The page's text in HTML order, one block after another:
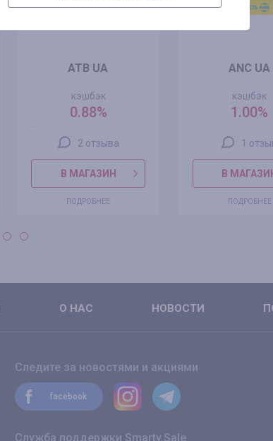
ATB UA
кэшбэк
0.88%
2 отзыва
В МАГАЗИН
ПОДРОБНЕЕ
ANC UA
кэшбэк
1.00%
1
В
ПОДРОБНЕЕ
О НАС НОВОСТИ
Следите за новостями и акциями
facebook
Служба поддержки Smarty.Sale